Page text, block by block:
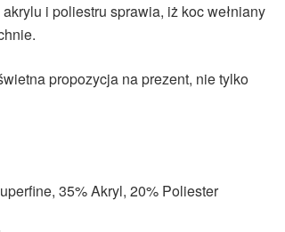
i poliestru sprawia, iż koc wełniany
propozycja na prezent, nie tylko
35% Akryl, 20% Poliester